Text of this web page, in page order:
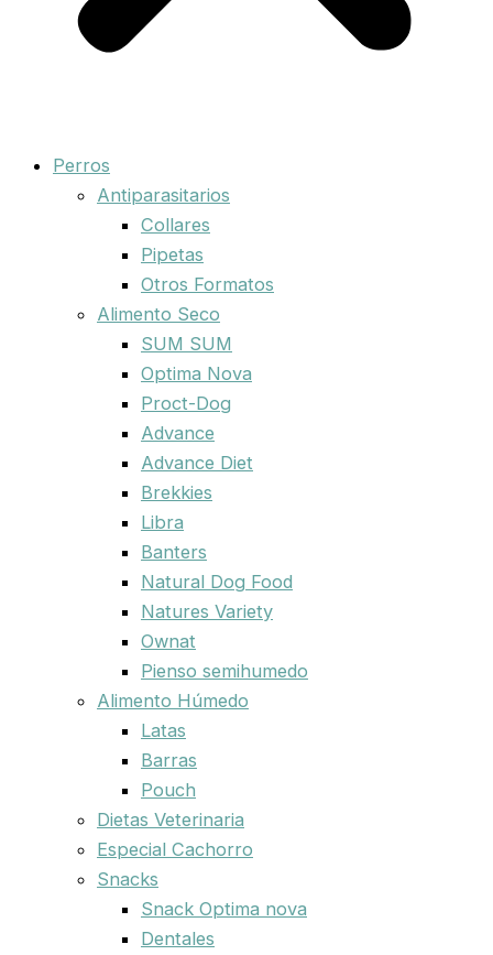
Perros
Antiparasitarios
Collares
Pipetas
Otros Formatos
Alimento Seco
SUM SUM
Optima Nova
Proct-Dog
Advance
Advance Diet
Brekkies
Libra
Banters
Natural Dog Food
Natures Variety
Ownat
Pienso semihumedo
Alimento Húmedo
Latas
Barras
Pouch
Dietas Veterinaria
Especial Cachorro
Snacks
Snack Optima nova
Dentales